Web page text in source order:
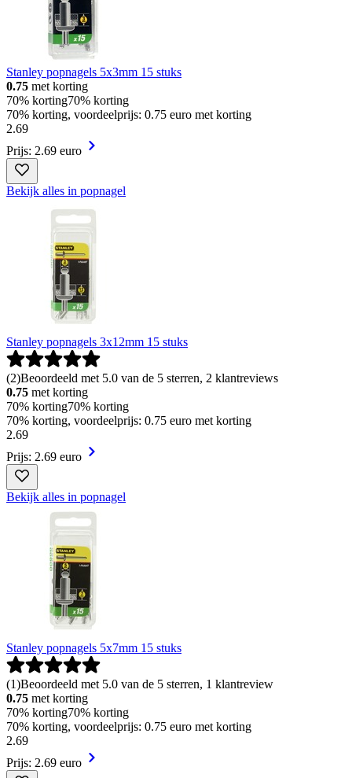
Stanley popnagels 5x3mm 15 stuks
0.75 met korting
70% korting70% korting
70% korting, voordeelprijs: 0.75 euro met korting
2.69
Prijs: 2.69 euro
Bekijk alles in popnagel
Stanley popnagels 3x12mm 15 stuks
(2)Beoordeeld met 5.0 van de 5 sterren, 2 klantreviews
0.75 met korting
70% korting70% korting
70% korting, voordeelprijs: 0.75 euro met korting
2.69
Prijs: 2.69 euro
Bekijk alles in popnagel
Stanley popnagels 5x7mm 15 stuks
(1)Beoordeeld met 5.0 van de 5 sterren, 1 klantreview
0.75 met korting
70% korting70% korting
70% korting, voordeelprijs: 0.75 euro met korting
2.69
Prijs: 2.69 euro